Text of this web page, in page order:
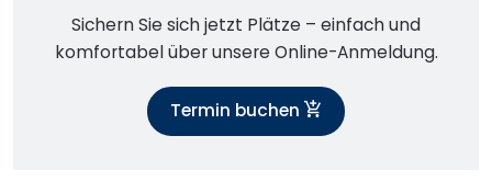
Sichern Sie sich jetzt Plätze – einfach und
komfortabel über unsere Online-Anmeldung.
Termin buchen